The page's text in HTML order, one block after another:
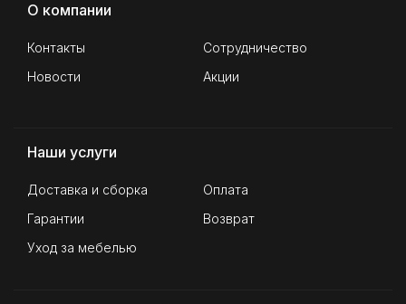
О компании
Контакты
Сотрудничество
Новости
Акции
Наши услуги
Доставка и сборка
Оплата
Гарантии
Возврат
Уход за мебелью